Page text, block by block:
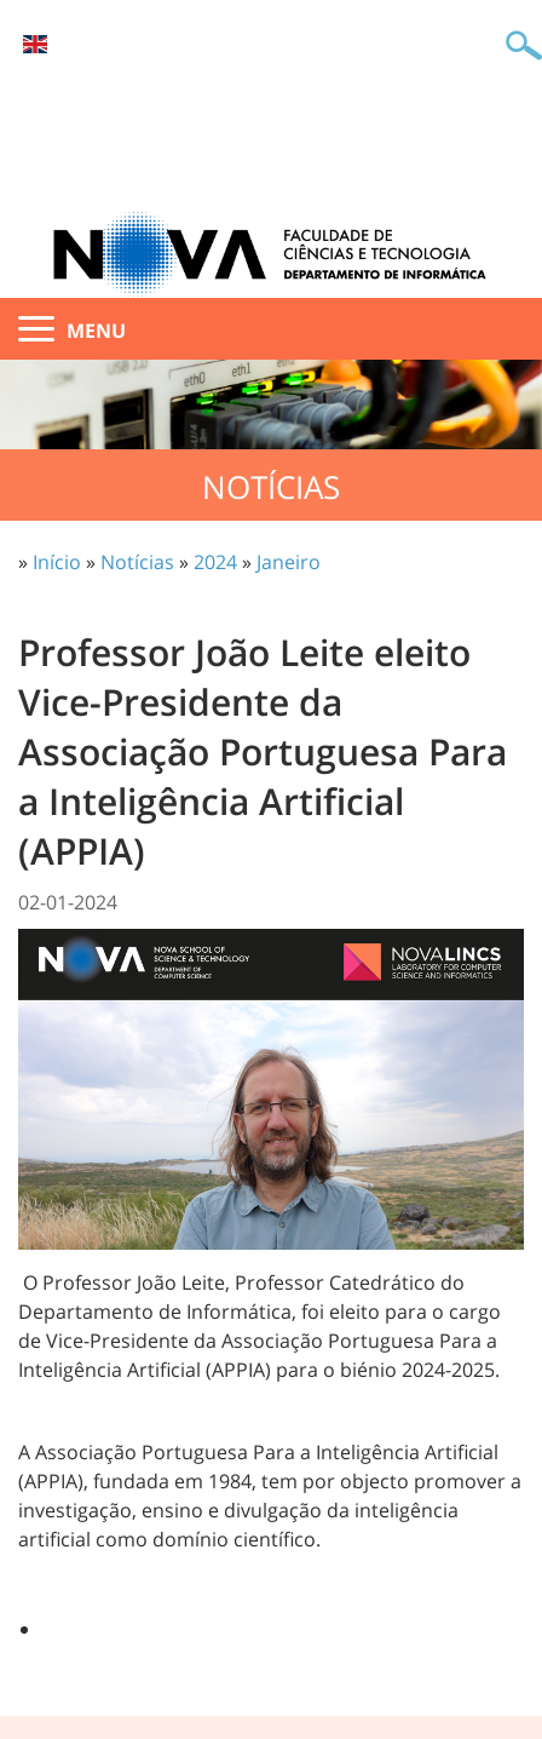
MENU
NOTÍCIAS
» Início » Notícias »2024» Janeiro
Professor João Leite eleito
Vice-Presidente da
Associação Portuguesa Para
a Inteligência Artificial
(APPIA)
02-01-2024
O Professor João Leite, Professor Catedrático do
Departamento de Informática, foi eleito para o cargo
de Vice-Presidente da Associação Portuguesa Para a
Inteligência Artificial (APPIA) para o biénio 2024-2025.
A Associação Portuguesa Para a Inteligência Artificial
(APPIA), fundada em 1984, tem por objecto promover a
investigação, ensino e divulgação da inteligência
artificial como domínio científico.